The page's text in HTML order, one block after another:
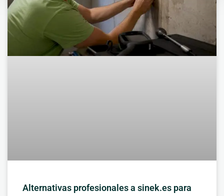
Alternativas profesionales a sinek.es para